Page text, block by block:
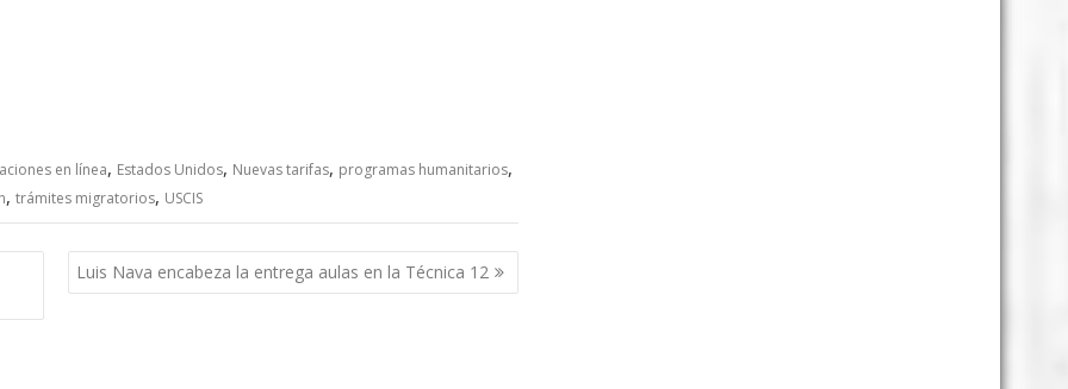
en línea, Estados Unidos, Nuevas tarifas, programas humanitarios,
, trámites migratorios, USCIS
Luis Nava encabeza la entrega aulas en la Técnica 12